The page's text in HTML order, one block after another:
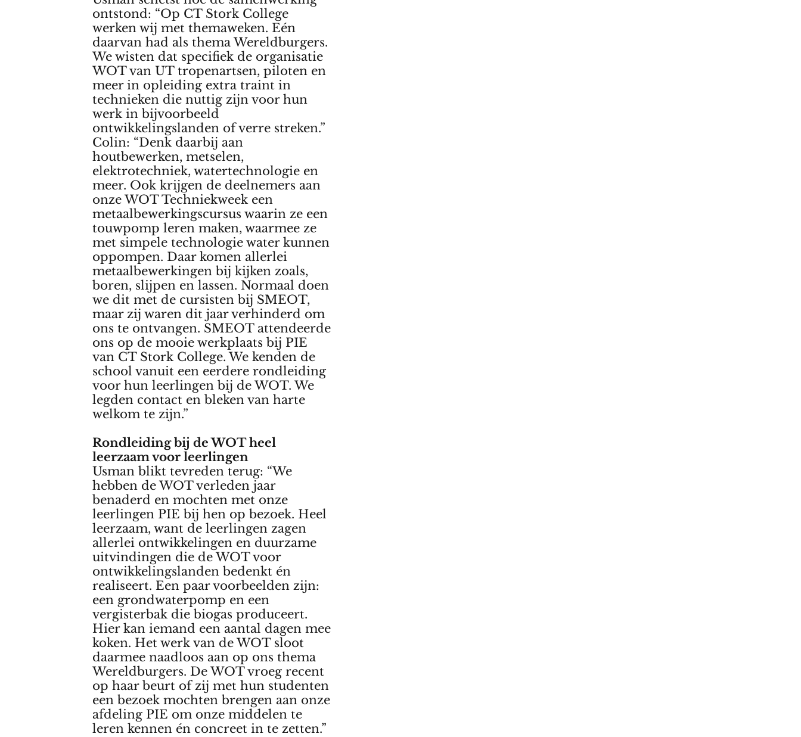
ontstond: “Op CT Stork College
werken wij met themaweken. Eén
daarvan had als thema Wereldburgers.
We wisten dat specifiek de organisatie
WOT van UT tropenartsen, piloten en
meer in opleiding extra traint in
technieken die nuttig zijn voor hun
werk in bijvoorbeeld
ontwikkelingslanden of verre streken.”
Colin: “Denk daarbij aan
houtbewerken, metselen,
elektrotechniek, watertechnologie en
meer. Ook krijgen de deelnemers aan
onze WOT Techniekweek een
metaalbewerkingscursus waarin ze een
touwpomp leren maken, waarmee ze
met simpele technologie water kunnen
oppompen. Daar komen allerlei
metaalbewerkingen bij kijken zoals,
boren, slijpen en lassen. Normaal doen
we dit met de cursisten bij SMEOT,
maar zij waren dit jaar verhinderd om
ons te ontvangen. SMEOT attendeerde
ons op de mooie werkplaats bij PIE
van CT Stork College. We kenden de
school vanuit een eerdere rondleiding
voor hun leerlingen bij de WOT. We
legden contact en bleken van harte
welkom te zijn.”
Rondleiding bij de WOT heel
leerzaam voor leerlingen
Usman blikt tevreden terug: “We
hebben de WOT verleden jaar
benaderd en mochten met onze
leerlingen PIE bij hen op bezoek. Heel
leerzaam, want de leerlingen zagen
allerlei ontwikkelingen en duurzame
uitvindingen die de WOT voor
ontwikkelingslanden bedenkt én
realiseert. Een paar voorbeelden zijn:
een grondwaterpomp en een
vergisterbak die biogas produceert.
Hier kan iemand een aantal dagen mee
koken. Het werk van de WOT sloot
daarmee naadloos aan op ons thema
Wereldburgers. De WOT vroeg recent
op haar beurt of zij met hun studenten
een bezoek mochten brengen aan onze
afdeling PIE om onze middelen te
leren kennen én concreet in te zetten.”